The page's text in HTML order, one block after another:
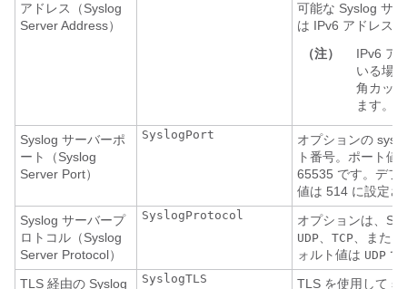
アドレス（Syslog
Server Address）
可能な Syslog サ
は IPv6 アドレス。
（注）
IPv6 ア
いる場
角カッ
ます。
Syslog サーバーポ
ート（Syslog
Server Port）
SyslogPort
オプションの
ト番号。ポート値
65535 です。デフ
値は 514 に設定さ
Syslog サーバープ
ロトコル（Syslog
Server Protocol）
SyslogProtocol オプションは、
UDP、 TCP、または
ォルト値は UDP で
TLS 経由の Syslog
SyslogTLS
TLS を使用して